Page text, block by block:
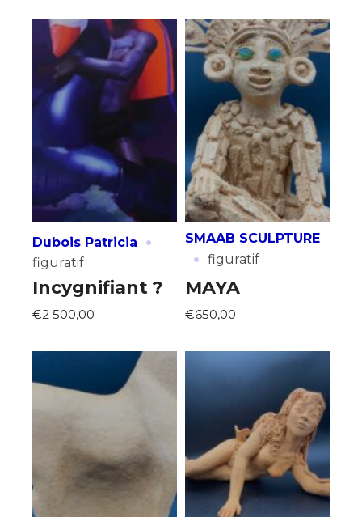
* Champ obligatoire
Statut / Organisation
J'accepte les termes et conditions
* Champ obligatoire
Dubois Patricia ·
figuratif
Incygnifiant ?
€2 500,00
SMAAB SCULPTURE
· figuratif
MAYA
€650,00